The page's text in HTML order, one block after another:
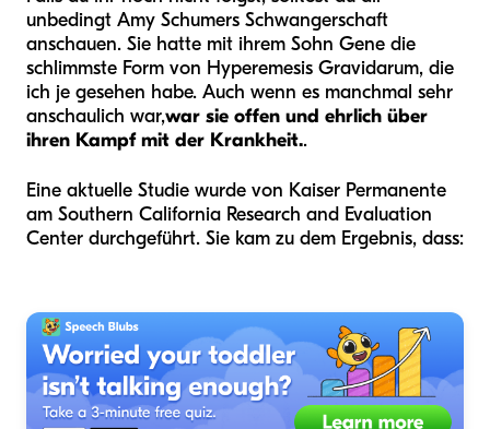
unbedingt Amy Schumers Schwangerschaft
anschauen. Sie hatte mit ihrem Sohn Gene die
schlimmste Form von Hyperemesis Gravidarum, die
ich je gesehen habe. Auch wenn es manchmal sehr
anschaulich war,war sie offen und ehrlich über
ihren Kampf mit der Krankheit..
Eine aktuelle Studie wurde von Kaiser Permanente
am Southern California Research and Evaluation
Center durchgeführt. Sie kam zu dem Ergebnis, dass: